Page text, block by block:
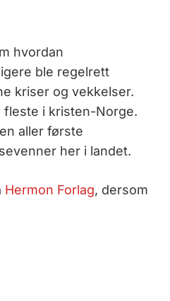
hvordan
ble regelrett
kriser og vekkelser.
fleste i kristen-Norge.
aller første
her i landet.
Hermon Forlag, dersom